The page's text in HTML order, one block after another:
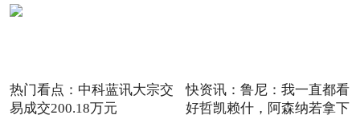
热门看点：中科蓝讯大宗交
易成交200.18万元
快资讯：鲁尼：我一直都看
好哲凯赖什，阿森纳若拿下